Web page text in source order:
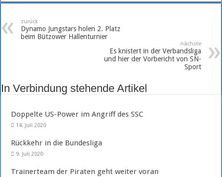
zurück
Dynamo Jungstars holen 2. Platz
beim Bützower Hallenturnier
nächste
Es knistert in der Verbandsliga
und hier der Vorbericht von SN-
Sport
In Verbindung stehende Artikel
Doppelte US-Power im Angriff des SSC
14. Juli 2020
Rückkehr in die Bundesliga
9. Juli 2020
Trainerteam der Piraten geht weiter voran